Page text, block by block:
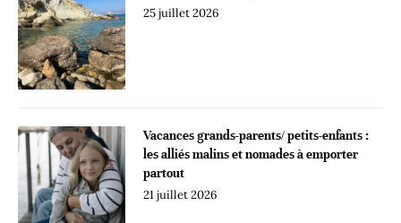
25 juillet 2026
Vacances grands-parents/ petits-enfants :
les alliés malins et nomades à emporter
partout
21 juillet 2026